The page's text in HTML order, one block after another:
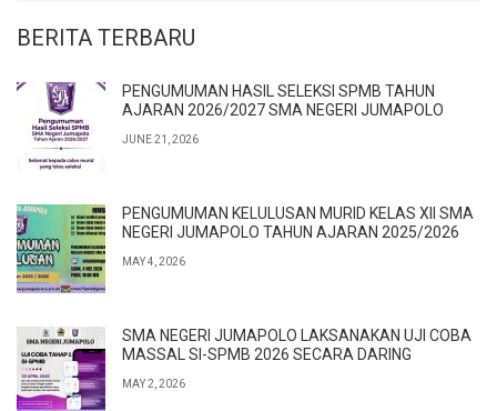
BERITA TERBARU
PENGUMUMAN HASIL SELEKSI SPMB TAHUN
AJARAN 2026/2027 SMA NEGERI JUMAPOLO
JUNE 21, 2026
PENGUMUMAN KELULUSAN MURID KELAS XII SMA
NEGERI JUMAPOLO TAHUN AJARAN 2025/2026
MAY 4, 2026
SMA NEGERI JUMAPOLO LAKSANAKAN UJI COBA
MASSAL SI-SPMB 2026 SECARA DARING
MAY 2, 2026